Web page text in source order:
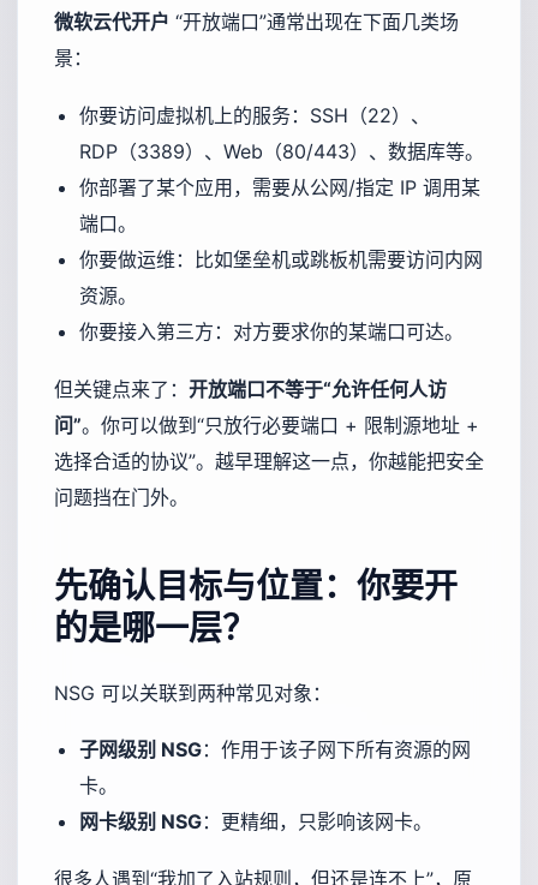
微软云代开户 “开放端口”通常出现在下面几类场
景：
你要访问虚拟机上的服务：SSH（22）、
RDP（3389）、Web（80/443）、数据库等。
你部署了某个应用，需要从公网/指定 IP 调用某
端口。
你要做运维：比如堡垒机或跳板机需要访问内网
资源。
你要接入第三方：对方要求你的某端口可达。
但关键点来了： 开放端口不等于“允许任何人访
问”。你可以做到“只放行必要端口 + 限制源地址 +
选择合适的协议”。越早理解这一点，你越能把安全
问题挡在门外。
先确认目标与位置：你要开
的是哪一层？
NSG 可以关联到两种常见对象：
子网级别 NSG：作用于该子网下所有资源的网
卡。
网卡级别 NSG：更精细，只影响该网卡。
很多人遇到“我加了入站规则，但还是连不上”，原